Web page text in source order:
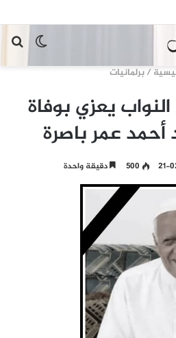
الوضع
المظلم
/برلمانيات
يعزي بوفاة
أحمد عمر باصرة
500 دقيقة واحدة